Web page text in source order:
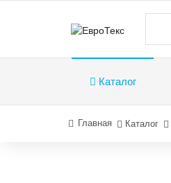
Каталог
Главная Каталог